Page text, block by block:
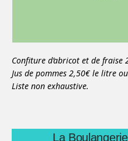
Confiture d’abricot et de fraise
Jus de pommes 2,50€ le litre
Liste non exhaustive.
La